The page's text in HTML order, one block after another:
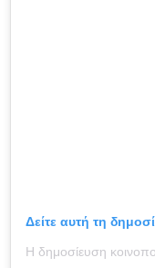
Δείτε αυτή τη